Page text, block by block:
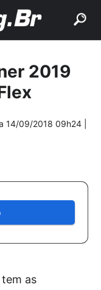
2019
14/09/2018 09h24
tem as